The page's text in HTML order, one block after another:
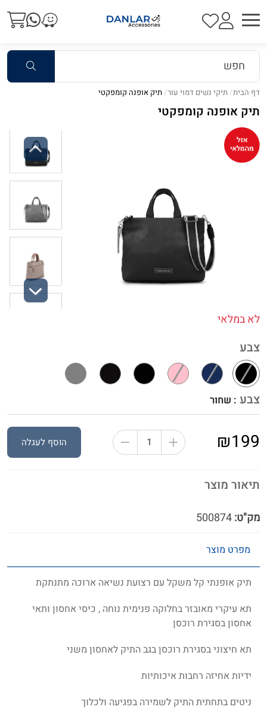
דף הבית תיקי נשים דמוי עור תיק אופנה קומפקטי
תיק אופנה קומפקטי
תיאור מוצר
מק"ט:
צבע
צבע : שחור
לא במלאי
₪199 הוסף לעגלה
מפרט מוצר
תיק אופנתי קל משקל עם רצועת נשיאה ארוכה מתנתקת
תא עיקרי מאובזר בחלוקה פנימית נוחה , כיסי אחסון ותאי
אחסון בסגירת רוכסן
תא חיצוני בסגירת רוכסן בגב התיק לאחסון משני
ידיות אחיזה רחבות איכותיות
ניטים בתחתית התיק לשמירה בפגיעה ולכלוך
Previous
Next